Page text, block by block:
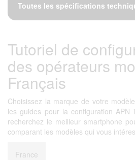
Toutes les spécifications
Tutoriel de
des opérateurs
Français
Choisissez la marque de votre
les guides pour la configuration
recherchez le meilleur smartphone
comparant les modèles qui vous
France